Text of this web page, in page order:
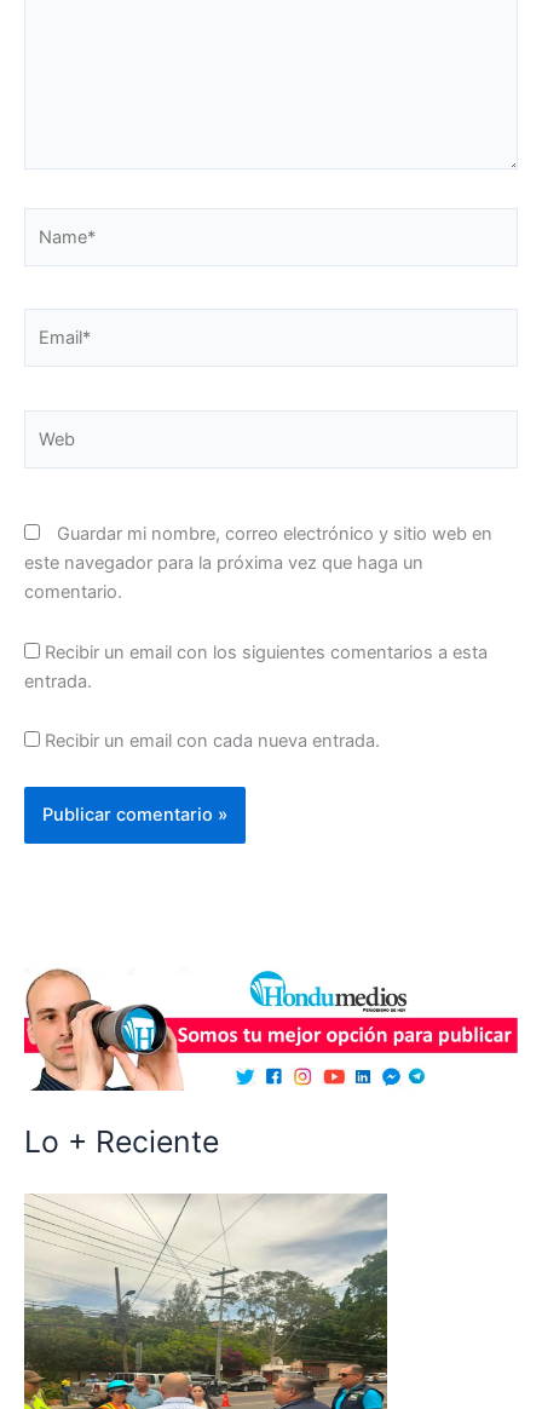
Guardar mi nombre, correo electrónico y sitio web en
este navegador para la próxima vez que haga un
comentario.
Recibir un email con los siguientes comentarios a esta
entrada.
Recibir un email con cada nueva entrada.
Lo + Reciente